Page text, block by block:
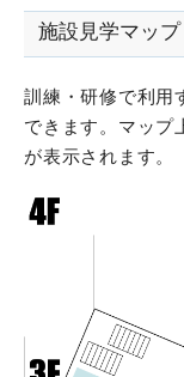
施設見学マップ
訓練・研修で利用
できます。マップ
が表示されます。